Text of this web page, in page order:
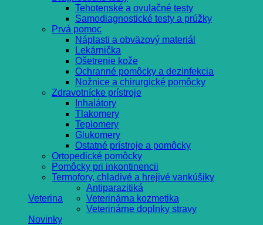
Tehotenské a ovulačné testy
Samodiagnostické testy a prúžky
Prvá pomoc
Náplasti a obväzový materiál
Lekárnička
Ošetrenie kože
Ochranné pomôcky a dezinfekcia
Nožnice a chirurgické pomôcky
Zdravotnícke prístroje
Inhalátory
Tlakomery
Teplomery
Glukomery
Ostatné prístroje a pomôcky
Ortopedické pomôcky
Pomôcky pri inkontinencii
Termofory, chladivé a hrejivé vankúšiky
Veterina
Antiparazitiká
Veterinárna kozmetika
Veterinárne doplnky stravy
Novinky